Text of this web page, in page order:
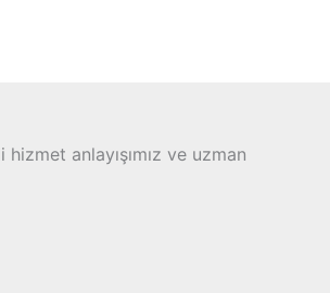
anlayışımız ve uzman